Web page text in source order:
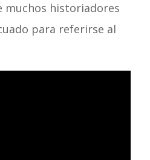
muchos historiadores
para referirse al